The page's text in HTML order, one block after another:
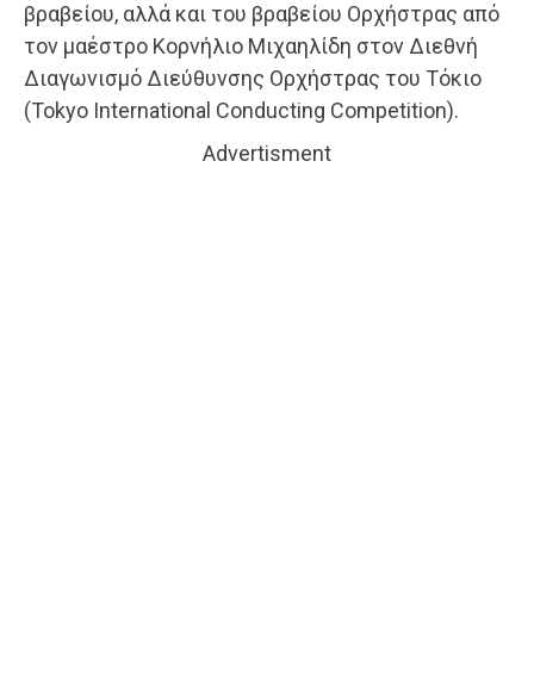
βραβείου, αλλά και του βραβείου Ορχήστρας από
τον μαέστρο Κορνήλιο Μιχαηλίδη στον Διεθνή
Διαγωνισμό Διεύθυνσης Ορχήστρας του Τόκιο
(Tokyo International Conducting Competition).
Advertisment